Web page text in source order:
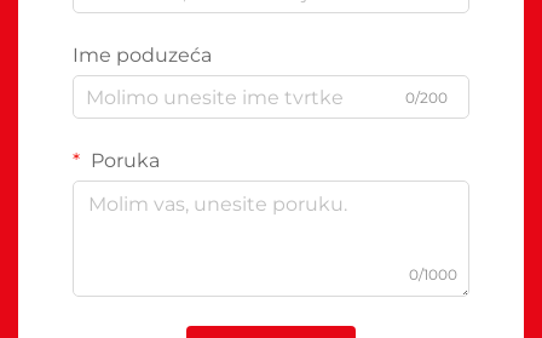
Ime poduzeća
0/200
Poruka
0/1000